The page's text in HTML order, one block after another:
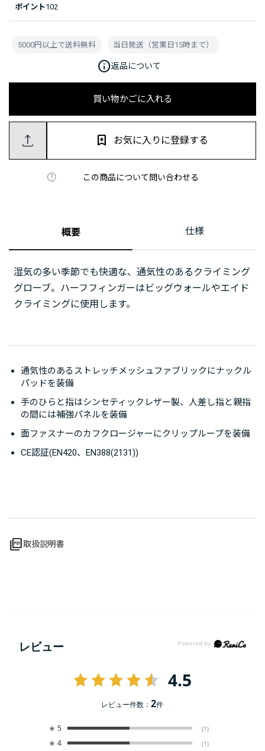
ポイント102
買い物かごに入れる
この商品について問い合わせる
お気に入りに登録する
5000円以上で送料無料 当日発送（営業日15時まで）
info返品について
概要 仕様
湿気の多い季節でも快適な、通気性のあるクライミング
グローブ。ハーフフィンガーはビッグウォールやエイド
クライミングに使用します。
通気性のあるストレッチメッシュファブリックにナックル
パッドを装備
手のひらと指はシンセティックレザー製、人差し指と親指
の間には補強パネルを装備
面ファスナーのカフクロージャーにクリップループを装備
CE認証(EN420、EN388(2131))
picture_as_pdf取扱説明書
レビュー
4.5
レビュー件数：2件
★ 5 (1)
★ 4 (1)